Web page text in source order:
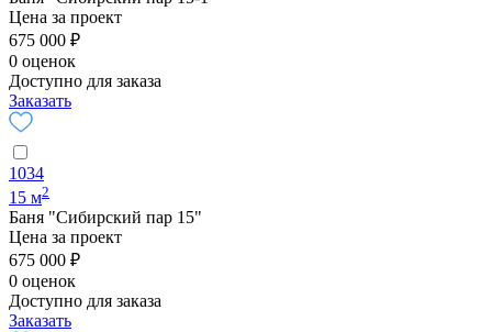
Цена за проект
675 000 ₽
0 оценок
Доступно для заказа
Заказать
1034
15 м2
Баня "Сибирский пар 15"
Цена за проект
675 000 ₽
0 оценок
Доступно для заказа
Заказать